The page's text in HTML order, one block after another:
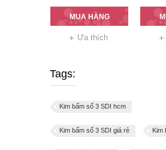
MUA HÀNG
Ưa thích
Tags:
Kim bấm số 3 SDI hcm
Kim bấm số 3 SDI giá rẻ Kim